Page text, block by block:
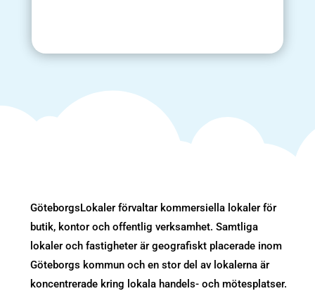
GöteborgsLokaler förvaltar kommersiella lokaler för
butik, kontor och offentlig verksamhet. Samtliga
lokaler och fastigheter är geografiskt placerade inom
Göteborgs kommun och en stor del av lokalerna är
koncentrerade kring lokala handels- och mötesplatser.